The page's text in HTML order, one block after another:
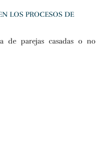
LOS PROCESOS DE
de parejas casadas o no